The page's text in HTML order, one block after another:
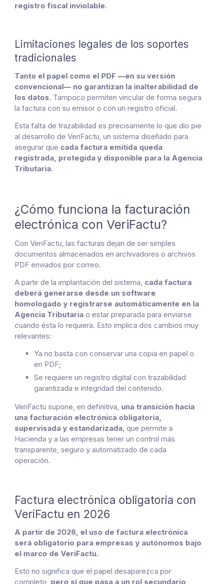
registro fiscal inviolable.
Limitaciones legales de los soportes
tradicionales
Tanto el papel como el PDF —en su versión
convencional— no garantizan la inalterabilidad de
los datos. Tampoco permiten vincular de forma segura
la factura con su emisor o con un registro oficial.
Esta falta de trazabilidad es precisamente lo que dio pie
al desarrollo de VeriFactu, un sistema diseñado para
asegurar que cada factura emitida queda
registrada, protegida y disponible para la Agencia
Tributaria.
¿Cómo funciona la facturación
electrónica con VeriFactu?
Con VeriFactu, las facturas dejan de ser simples
documentos almacenados en archivadores o archivos
PDF enviados por correo.
A partir de la implantación del sistema, cada factura
deberá generarse desde un software
homologado y registrarse automáticamente en la
Agencia Tributaria o estar preparada para enviarse
cuando ésta lo requiera. Esto implica dos cambios muy
relevantes:
Ya no basta con conservar una copia en papel o
en PDF;
Se requiere un registro digital con trazabilidad
garantizada e integridad del contenido.
VeriFactu supone, en definitiva, una transición hacia
una facturación electrónica obligatoria,
supervisada y estandarizada, que permite a
Hacienda y a las empresas tener un control más
transparente, seguro y automatizado de cada
operación.
Factura electrónica obligatoria con
VeriFactu en 2026
A partir de 2026, el uso de factura electrónica
será obligatorio para empresas y autónomos bajo
el marco de VeriFactu.
Esto no significa que el papel desaparezca por
completo, pero sí que pasa a un rol secundario